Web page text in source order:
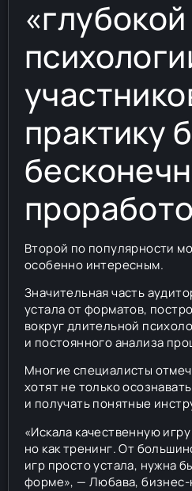
«глубокой
практику
Второй по популярности
особенно интересным.
Значительная часть
устала от форматов,
вокруг длительной
и постоянного анализа
Многие специалисты
хотят не только
и получать понятные
«Искала качественную
но как тренинг. От
игр просто устала, нужна
форме», — Любава, бизнес-